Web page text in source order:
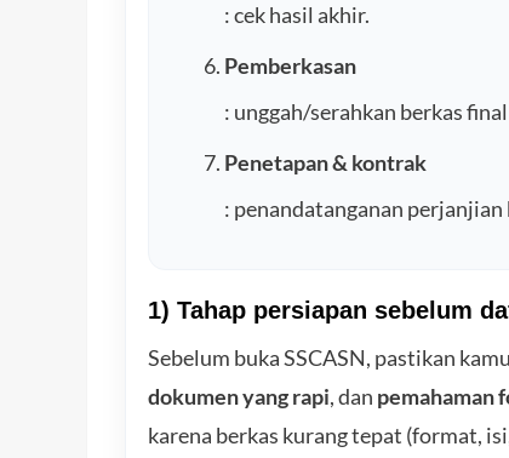
: cek hasil akhir.
Pemberkasan
: unggah/serahkan berkas
Penetapan & kontrak
: penandatanganan
1) Tahap persiapan sebelum
Sebelum buka SSCASN, pastikan
dokumen yang rapi, dan pemahaman
karena berkas kurang tepat (format,